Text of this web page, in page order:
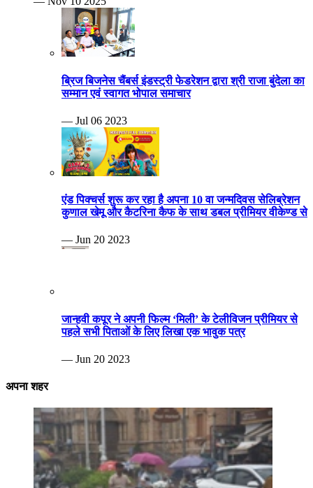
ब्रिज बिजनेस चैंबर्स इंडस्ट्री फेडरेशन द्वारा श्री राजा बुंदेला का
सम्मान एवं स्वागत भोपाल समाचार
— Jul 06 2023
एंड पिक्चर्स शुरू कर रहा है अपना 10 वा जन्मदिवस सेलिब्रेशन
कुणाल खेमू और कैटरिना कैफ के साथ डबल प्रीमियर वीकेण्ड से
— Jun 20 2023
जान्हवी कपूर ने अपनी फिल्म ‘मिली’ के टेलीविजन प्रीमियर से
पहले सभी पिताओं के लिए लिखा एक भावुक पत्र
— Jun 20 2023
अपना शहर